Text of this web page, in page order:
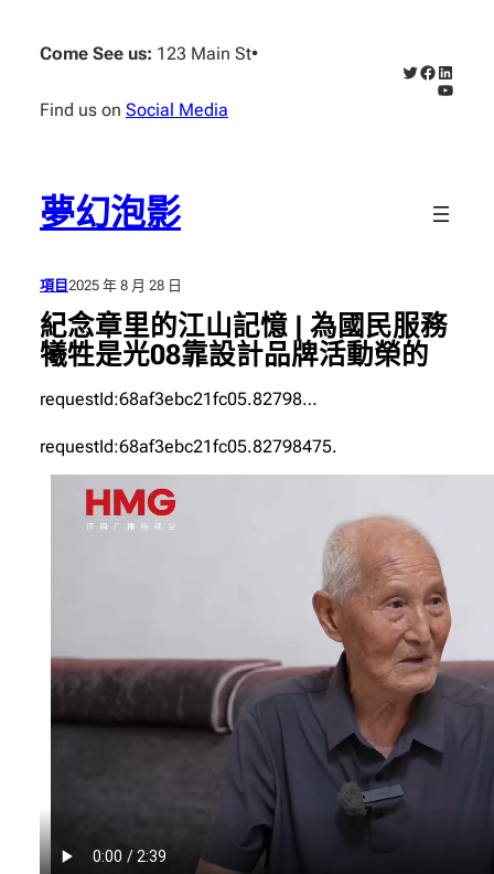
Come See us: 123 Main St•
Find us on Social Media
X Facebook
夢幻泡影
項目 2025 年 8 月 28 日
紀念章里的江山記憶 | 為國民服務
犧牲是光08靠設計品牌活動榮的
requestId:68af3ebc21fc05.82798…
requestId:68af3ebc21fc05.82798475.